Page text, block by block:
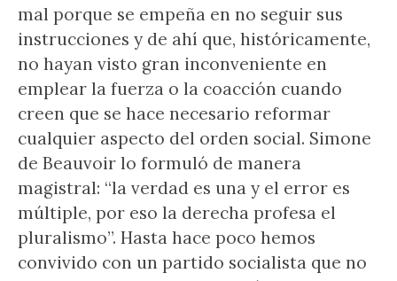
mal porque se empeña en no seguir sus
instrucciones y de ahí que, históricamente,
no hayan visto gran inconveniente en
emplear la fuerza o la coacción cuando
creen que se hace necesario reformar
cualquier aspecto del orden social. Simone
de Beauvoir lo formuló de manera
magistral: “la verdad es una y el error es
múltiple, por eso la derecha profesa el
pluralismo”. Hasta hace poco hemos
convivido con un partido socialista que no